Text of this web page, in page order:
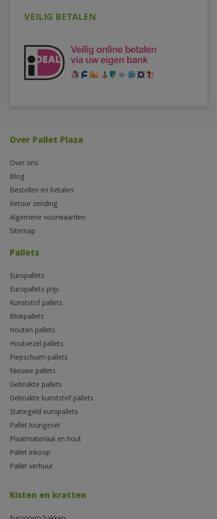
VEILIG BETALEN
Over Pallet Plaza
Over ons
Blog
Bestellen en betalen
Retour zending
Algemene voorwaarden
Sitemap
Pallets
Europallets
Europallets prijs
Kunststof pallets
Blokpallets
Houten pallets
Houtvezel pallets
Piepschuim pallets
Nieuwe pallets
Gebruikte pallets
Gebruikte kunststof pallets
Statiegeld europallets
Pallet loungeset
Plaatmateriaal en hout
Pallet inkoop
Pallet verhuur
Kisten en kratten